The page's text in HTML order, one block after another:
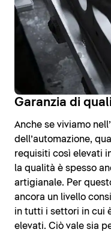
Garanzia di
Anche se viviamo
dell’automazione,
requisiti così elevati
la qualità è spesso
artigianale. Per
ancora un livello
in tutti i settori in cui
elevati. Ciò vale sia